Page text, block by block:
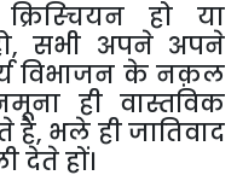
क्रिस्चियन हो
या
,सभी अपने अपने
विभाजन के नक़ल
ही वास्तविक
हैं, भले हीजातिवाद
देतेहों।